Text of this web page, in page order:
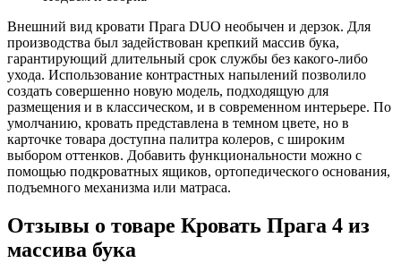
Внешний вид кровати Прага DUO необычен и дерзок. Для
производства был задействован крепкий массив бука,
гарантирующий длительный срок службы без какого-либо
ухода. Использование контрастных напылений позволило
создать совершенно новую модель, подходящую для
размещения и в классическом, и в современном интерьере. По
умолчанию, кровать представлена в темном цвете, но в
карточке товара доступна палитра колеров, с широким
выбором оттенков. Добавить функциональности можно с
помощью подкроватных ящиков, ортопедического основания,
подъемного механизма или матраса.
Отзывы о товаре Кровать Прага 4 из
массива бука